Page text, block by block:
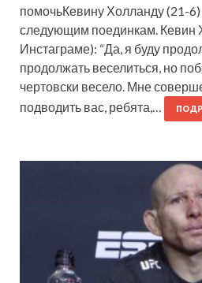
помочьКевину Холланду (21-6)
следующим поединкам. Кевин
Инстаграме): “Да, я буду
продолжать веселиться, но
чертовски весело. Мне
подводить вас, ребята,…